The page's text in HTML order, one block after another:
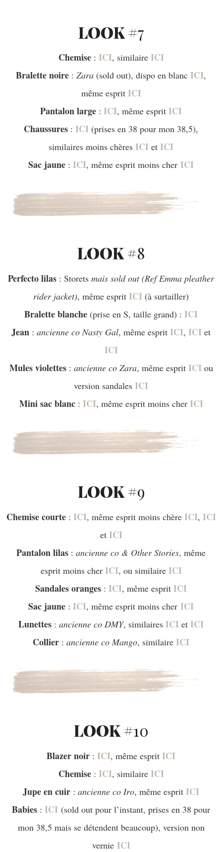
LOOK #7
Chemise: ICI, similaire ICI
Bralette noire : Zara (sold out), dispo en blanc ICI,
même esprit ICI
Pantalon large : ICI, même esprit ICI
Chaussures : ICI (prises en 38 pour mon 38,5),
similaires moins chères ICI et ICI
Sac jaune : ICI, même esprit moins cher ICI
LOOK #8
Perfecto lilas : Storets mais sold out (Ref Emma pleather
rider jacket), même esprit ICI (à surtailler)
Bralette blanche (prise en S, taille grand) : ICI
Jean : ancienne co Nasty Gal, même esprit ICI, ICI et
ICI
Mules violettes: ancienne co Zara, même esprit ICIou
version sandales ICI
Mini sac blanc: ICI, même esprit moins cher ICI
LOOK #9
Chemise courte : ICI, même esprit moins chère ICI, ICI
et ICI
Pantalon lilas : ancienne co & Other Stories, même
esprit moins cher ICI, ou similaire ICI
Sandales oranges : ICI, même esprit ICI
Sac jaune : ICI, même esprit moins cher ICI
Lunettes : ancienne co DMY, similaires ICI et ICI
Collier : ancienne co Mango, similaire ICI
LOOK #10
Blazer noir : ICI, même esprit ICI
Chemise: ICI, similaire ICI
Jupe en cuir : ancienne co Iro, même esprit ICI
Babies : ICI (sold out pour l’instant, prises en 38 pour
mon 38,5 mais se détendent beaucoup), version non
vernie ICI